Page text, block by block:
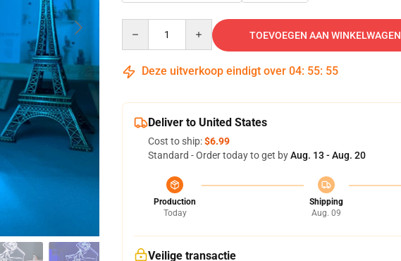
TOEVOEGEN AAN WINKELWAGEN
Deze uitverkoop eindigt over 04: 55: 54
Deliver to United States
Cost to ship:$6.99
Standard - Order today to get byAug. 13 - Aug. 20
Production
Today
Shipping
Aug. 09
Veilige transactie